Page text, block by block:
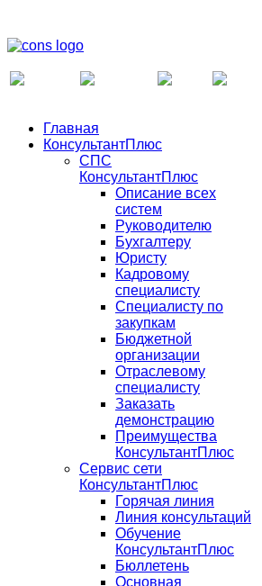
Главная
КонсультантПлюс
СПС
КонсультантПлюс
Описание всех
систем
Руководителю
Бухгалтеру
Юристу
Кадровому
специалисту
Специалисту по
закупкам
Бюджетной
организации
Отраслевому
специалисту
Заказать
демонстрацию
Преимущества
КонсультантПлюс
Сервис сети
КонсультантПлюс
Горячая линия
Линия консультаций
Обучение
КонсультантПлюс
Бюллетень
Основная